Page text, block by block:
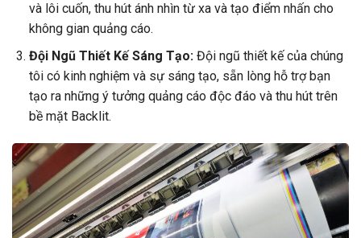
và lôi cuốn, thu hút ánh nhìn từ xa và tạo điểm nhấn cho
không gian quảng cáo.
Đội Ngũ Thiết Kế Sáng Tạo:Đội ngũ thiết kế của chúng
tôi có kinh nghiệm và sự sáng tạo, sẵn lòng hỗ trợ bạn
tạo ra những ý tưởng quảng cáo độc đáo và thu hút trên
bề mặt Backlit.